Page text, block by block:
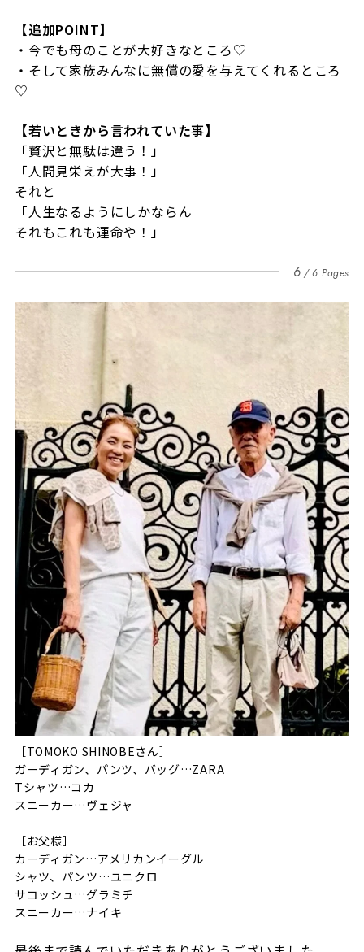
【追加POINT】
・今でも母のことが大好きなところ♡
・そして家族みんなに無償の愛を与えてくれるところ
♡
【若いときから言われていた事】
「贅沢と無駄は違う！」
「人間見栄えが大事！」
それと
「人生なるようにしかならん
それもこれも運命や！」
6 6 Pages
［TOMOKO SHINOBEさん］
ガーディガン、パンツ、バッグ…ZARA
Tシャツ…コカ
スニーカー…ヴェジャ
［お父様］
カーディガン…アメリカンイーグル
シャツ、パンツ…ユニクロ
サコッシュ…グラミチ
スニーカー…ナイキ